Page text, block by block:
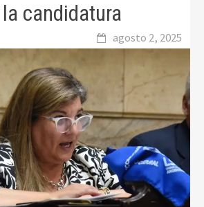
candidatura
agosto 2, 2025